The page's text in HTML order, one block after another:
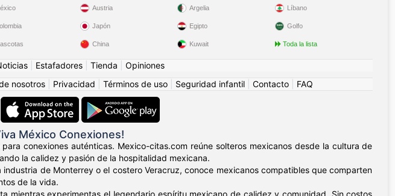
Austria
Japón
China
Argelia
Egipto
Kuwait
Líbano
Golfo
Toda la lista
Estafadores Tienda
Opiniones
nosotros Privacidad Términos de uso Seguridad infantil Contacto FAQ
México Conexiones!
conexiones auténticas. Mexico-citas.com reúne solteros mexicanos desde la cultura de
la calidez y pasión de la hospitalidad mexicana.
de Monterrey o el costero Veracruz, conoce mexicanos compatibles que comparten
de la vida.